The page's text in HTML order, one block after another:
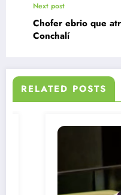
Next post
Chofer ebrio que
Conchalí
RELATED POSTS